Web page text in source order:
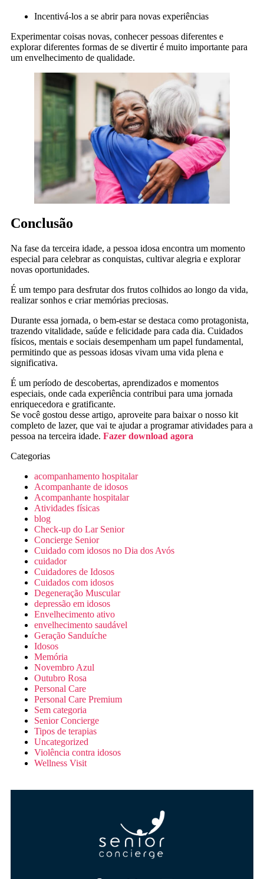
Incentivá-los a se abrir para novas experiências
Experimentar coisas novas, conhecer pessoas diferentes e
explorar diferentes formas de se divertir é muito importante para
um envelhecimento de qualidade.
Conclusão
Na fase da terceira idade, a pessoa idosa encontra um momento
especial para celebrar as conquistas, cultivar alegria e explorar
novas oportunidades.
É um tempo para desfrutar dos frutos colhidos ao longo da vida,
realizar sonhos e criar memórias preciosas.
Durante essa jornada, o bem-estar se destaca como protagonista,
trazendo vitalidade, saúde e felicidade para cada dia. Cuidados
físicos, mentais e sociais desempenham um papel fundamental,
permitindo que as pessoas idosas vivam uma vida plena e
significativa.
É um período de descobertas, aprendizados e momentos
especiais, onde cada experiência contribui para uma jornada
enriquecedora e gratificante.
Se você gostou desse artigo, aproveite para baixar o nosso kit
completo de lazer, que vai te ajudar a programar atividades para a
pessoa na terceira idade. Fazer download agora
Categorias
acompanhamento hospitalar
Acompanhante de idosos
Acompanhante hospitalar
Atividades físicas
blog
Check-up do Lar Senior
Concierge Senior
Cuidado com idosos no Dia dos Avós
cuidador
Cuidadores de Idosos
Cuidados com idosos
Degeneração Muscular
depressão em idosos
Envelhecimento ativo
envelhecimento saudável
Geração Sanduíche
Idosos
Memória
Novembro Azul
Outubro Rosa
Personal Care
Personal Care Premium
Sem categoria
Senior Concierge
Tipos de terapias
Uncategorized
Violência contra idosos
Wellness Visit